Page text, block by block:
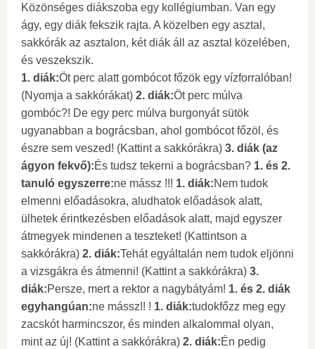
Közönséges diákszoba egy kollégiumban. Van egy
ágy, egy diák fekszik rajta. A közelben egy asztal,
sakkórák az asztalon, két diák áll az asztal közelében,
és veszekszik.
1. diák:Öt perc alatt gombócot főzök egy vízforralóban!
(Nyomja a sakkórákat) 2. diák:Öt perc múlva
gombóc?! De egy perc múlva burgonyát sütök
ugyanabban a bográcsban, ahol gombócot főzöl, és
észre sem veszed! (Kattint a sakkórákra) 3. diák (az
ágyon fekvő):És tudsz tekerni a bográcsban? 1. és 2.
tanuló egyszerre:ne mássz !!! 1. diák:Nem tudok
elmenni előadásokra, aludhatok előadások alatt,
ülhetek érintkezésben előadások alatt, majd egyszer
átmegyek mindenen a teszteket! (Kattintson a
sakkórákra) 2. diák:Tehát egyáltalán nem tudok eljönni
a vizsgákra és átmenni! (Kattint a sakkórákra) 3.
diák:Persze, mert a rektor a nagybátyám! 1. és 2. diák
egyhangúan:ne mássz!! ! 1. diák:tudokfőzz meg egy
zacskót harmincszor, és minden alkalommal olyan,
mint az új! (Kattint a sakkórákra) 2. diák:Én pedig